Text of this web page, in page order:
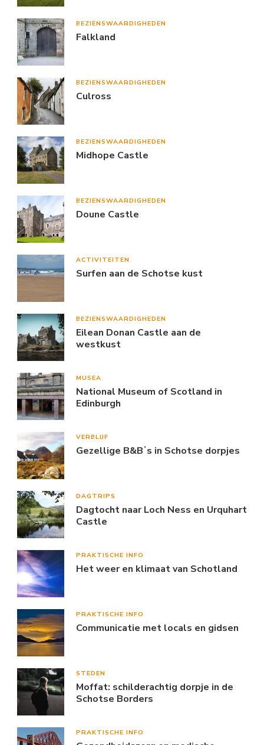
BEZIENSWAARDIGHEDEN
Falkland
BEZIENSWAARDIGHEDEN
Culross
BEZIENSWAARDIGHEDEN
Midhope Castle
BEZIENSWAARDIGHEDEN
Doune Castle
ACTIVITEITEN
Surfen aan de Schotse kust
BEZIENSWAARDIGHEDEN
Eilean Donan Castle aan de
westkust
MUSEA
National Museum of Scotland in
Edinburgh
VERBLIJF
Gezellige B&Bʼs in Schotse dorpjes
DAGTRIPS
Dagtocht naar Loch Ness en Urquhart
Castle
PRAKTISCHE INFO
Het weer en klimaat van Schotland
PRAKTISCHE INFO
Communicatie met locals en gidsen
STEDEN
Moffat: schilderachtig dorpje in de
Schotse Borders
PRAKTISCHE INFO